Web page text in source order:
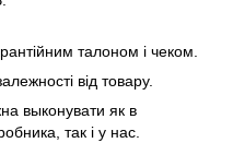
талоном і чеком.
від товару.
выконувати як в
так і у нас.